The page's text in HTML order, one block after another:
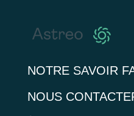
NOTRE SAVOIR
NOUS